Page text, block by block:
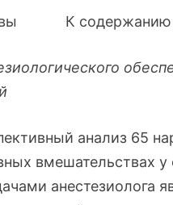
К содержанию
анализ 65
вмешательствах у
анестезиолога